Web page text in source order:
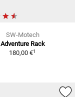
SW-Motech
Adventure Rack
180,00 €1